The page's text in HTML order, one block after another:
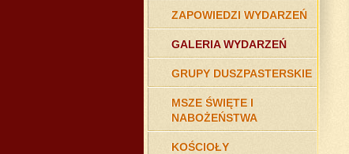
ZAPOWIEDZI WYDARZEŃ
GALERIA WYDARZEŃ
GRUPY DUSZPASTERSKIE
MSZE ŚWIĘTE I
NABOŻEŃSTWA
KOŚCIOŁY